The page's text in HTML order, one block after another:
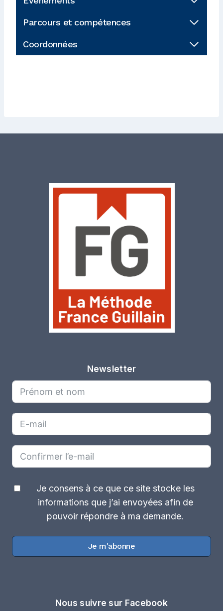
Parcours et compétences
Coordonnées
Newsletter
Je consens à ce que ce site stocke les
informations que j’ai envoyées afin de
pouvoir répondre à ma demande.
Je m'abonne
Nous suivre sur Facebook